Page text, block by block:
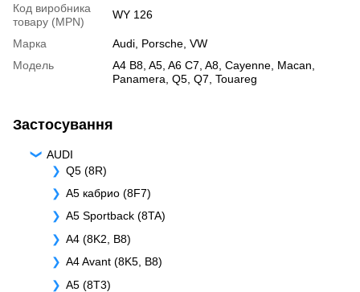
Код виробника
товару (MPN)
WY 126
Марка Audi Porsche VW
Модель
A4 B8 A5 A6 C7 A8 Cayenne Macan
Panamera Q5 Q7 Touareg
Застосування
AUDI
Q5 (8R)
A5 кабрио (8F7)
A5 Sportback (8TA)
A4 (8K2, B8)
A4 Avant (8K5, B8)
A5 (8T3)